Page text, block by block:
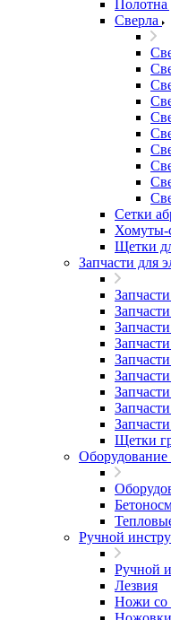
Полотна
Сверла
Сетки
Хомуты-
Щетки
Запчасти для
Щетки
Оборудование
Ручной
Ручной
Лезвия
Ножи со